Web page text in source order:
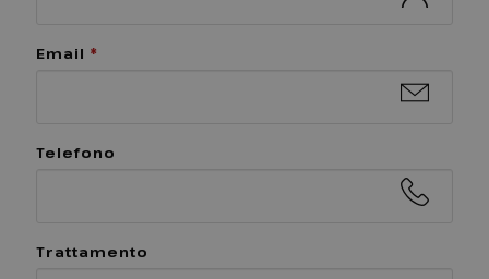
Email *
Telefono
Trattamento